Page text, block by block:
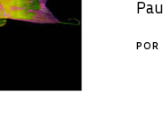
POR